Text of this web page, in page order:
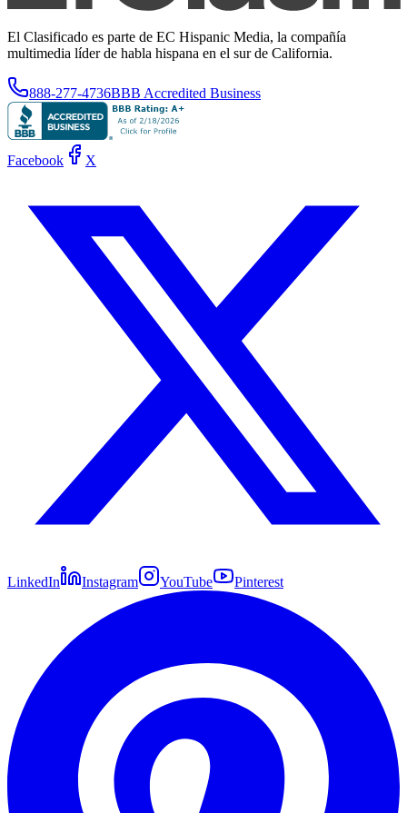
El Clasificado es parte de EC Hispanic Media, la compañía
multimedia líder de habla hispana en el sur de California.
888-277-4736BBB Accredited Business
Facebook X
LinkedIn Instagram YouTube Pinterest